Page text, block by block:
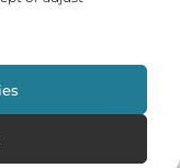
rijk aan